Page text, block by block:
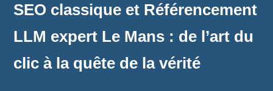
SEO classique et Référencement
LLM expert Le Mans : de l’art du
clic à la quête de la vérité